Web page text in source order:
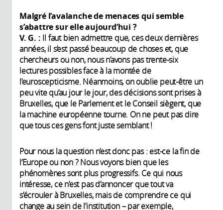
Malgré l’avalanche de menaces qui semble
s’abattre sur elle aujourd’hui ?
V. G. : Il faut bien admettre que, ces deux dernières
années, il s’est passé beaucoup de choses et, que
chercheurs ou non, nous n’avons pas trente-six
lectures possibles face à la montée de
l’euroscepticisme. Néanmoins, on oublie peut-être un
peu vite qu’au jour le jour, des décisions sont prises à
Bruxelles, que le Parlement et le Conseil siègent, que
la machine européenne tourne. On ne peut pas dire
que tous ces gens font juste semblant !
Pour nous la question n’est donc pas : est-ce la fin de
l’Europe ou non ? Nous voyons bien que les
phénomènes sont plus progressifs. Ce qui nous
intéresse, ce n’est pas d’annoncer que tout va
s’écrouler à Bruxelles, mais de comprendre ce qui
change au sein de l’institution – par exemple,